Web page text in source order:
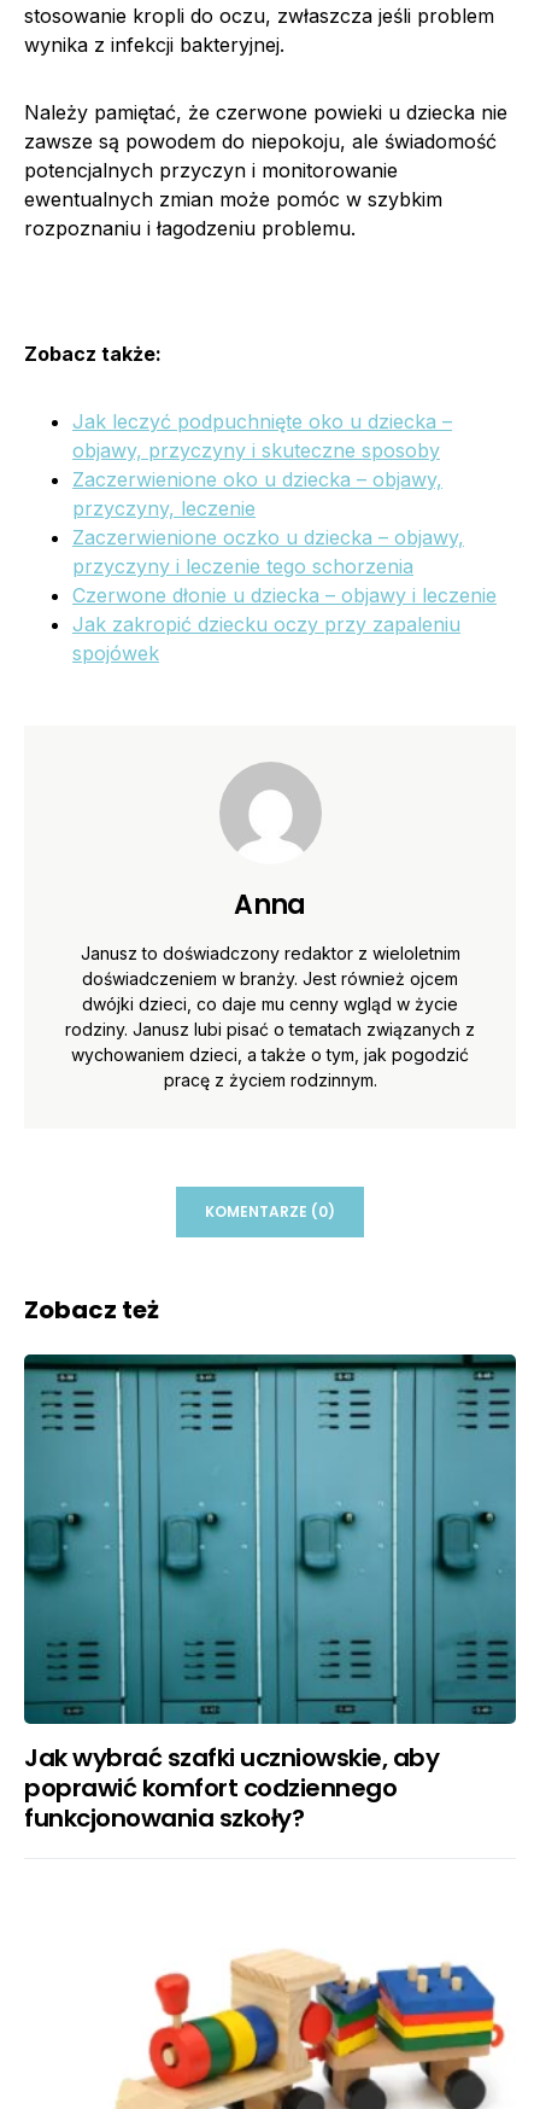
stosowanie kropli do oczu, zwłaszcza jeśli problem
wynika z infekcji bakteryjnej.
Należy pamiętać, że czerwone powieki u dziecka nie
zawsze są powodem do niepokoju, ale świadomość
potencjalnych przyczyn i monitorowanie
ewentualnych zmian może pomóc w szybkim
rozpoznaniu i łagodzeniu problemu.
Zobacz także:
Jak leczyć podpuchnięte oko u dziecka –
objawy, przyczyny i skuteczne sposoby
Zaczerwienione oko u dziecka – objawy,
przyczyny, leczenie
Zaczerwienione oczko u dziecka – objawy,
przyczyny i leczenie tego schorzenia
Czerwone dłonie u dziecka – objawy i leczenie
Jak zakropić dziecku oczy przy zapaleniu
spojówek
Anna
Janusz to doświadczony redaktor z wieloletnim
doświadczeniem w branży. Jest również ojcem
dwójki dzieci, co daje mu cenny wgląd w życie
rodziny. Janusz lubi pisać o tematach związanych z
wychowaniem dzieci, a także o tym, jak pogodzić
pracę z życiem rodzinnym.
KOMENTARZE (0)
Zobacz też
Jak wybrać szafki uczniowskie, aby
poprawić komfort codziennego
funkcjonowania szkoły?